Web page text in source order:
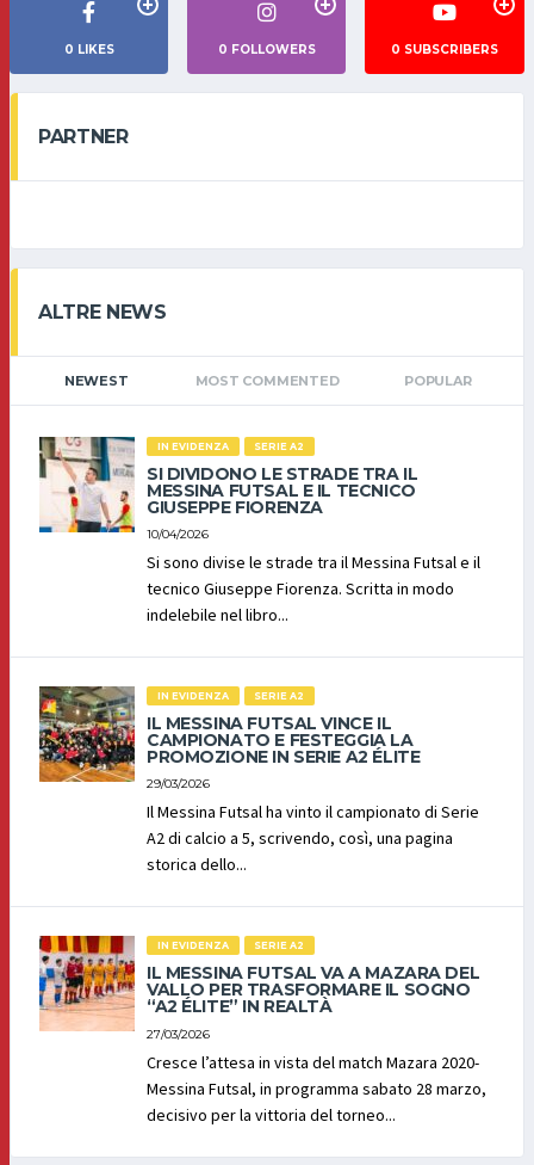
0 LIKES 0 FOLLOWERS 0 SUBSCRIBERS
PARTNER
ALTRE NEWS
NEWEST MOST COMMENTED POPULAR
IN EVIDENZA SERIE A2
SI DIVIDONO LE STRADE TRA IL
MESSINA FUTSAL E IL TECNICO
GIUSEPPE FIORENZA
10/04/2026
Si sono divise le strade tra il Messina Futsal e il
tecnico Giuseppe Fiorenza. Scritta in modo
indelebile nel libro...
IN EVIDENZA SERIE A2
IL MESSINA FUTSAL VINCE IL
CAMPIONATO E FESTEGGIA LA
PROMOZIONE IN SERIE A2 ÉLITE
29/03/2026
Il Messina Futsal ha vinto il campionato di Serie
A2 di calcio a 5, scrivendo, così, una pagina
storica dello...
IN EVIDENZA SERIE A2
IL MESSINA FUTSAL VA A MAZARA DEL
VALLO PER TRASFORMARE IL SOGNO
“A2 ÉLITE” IN REALTÀ
27/03/2026
Cresce l’attesa in vista del match Mazara 2020-
Messina Futsal, in programma sabato 28 marzo,
decisivo per la vittoria del torneo...